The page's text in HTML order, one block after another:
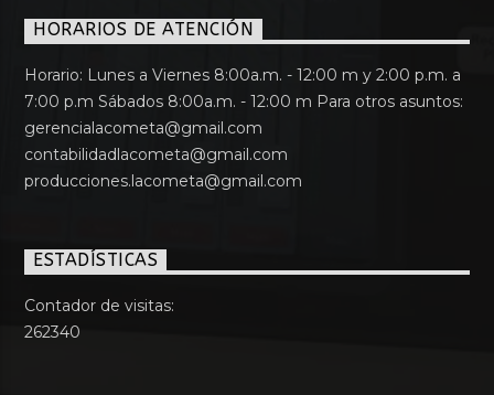
HORARIOS DE ATENCIÓN
Horario: Lunes a Viernes 8:00a.m. - 12:00 m y 2:00 p.m. a
7:00 p.m Sábados 8:00a.m. - 12:00 m Para otros asuntos:
gerencialacometa@gmail.com
contabilidadlacometa@gmail.com
producciones.lacometa@gmail.com
ESTADÍSTICAS
Contador de visitas:
262340